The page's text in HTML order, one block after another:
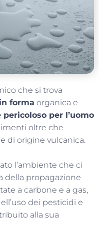
che si trova
in forma organica e
pericoloso per l’uomo
oltre che
di origine vulcanica.
l’ambiente che ci
della propagazione
a carbone e a gas,
dei pesticidi e
alla sua